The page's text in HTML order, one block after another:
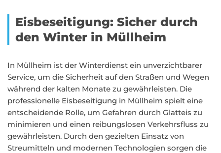
Eisbeseitigung: Sicher durch
den Winter in Müllheim
In Müllheim ist der Winterdienst ein unverzichtbarer
Service, um die Sicherheit auf den Straßen und Wegen
während der kalten Monate zu gewährleisten. Die
professionelle Eisbeseitigung in Müllheim spielt eine
entscheidende Rolle, um Gefahren durch Glatteis zu
minimieren und einen reibungslosen Verkehrsfluss zu
gewährleisten. Durch den gezielten Einsatz von
Streumitteln und modernen Technologien sorgen die